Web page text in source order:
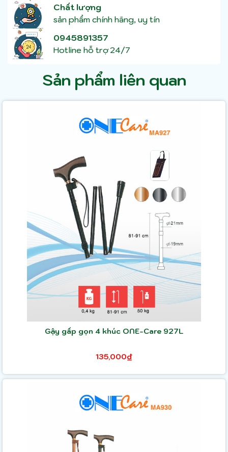
Chất lượng
sản phẩm chính hãng, uy tín
0945891357
Hotline hỗ trợ 24/7
Sản phẩm liên quan
Gậy gấp gọn 4 khúc ONE-Care 927L
135,000₫